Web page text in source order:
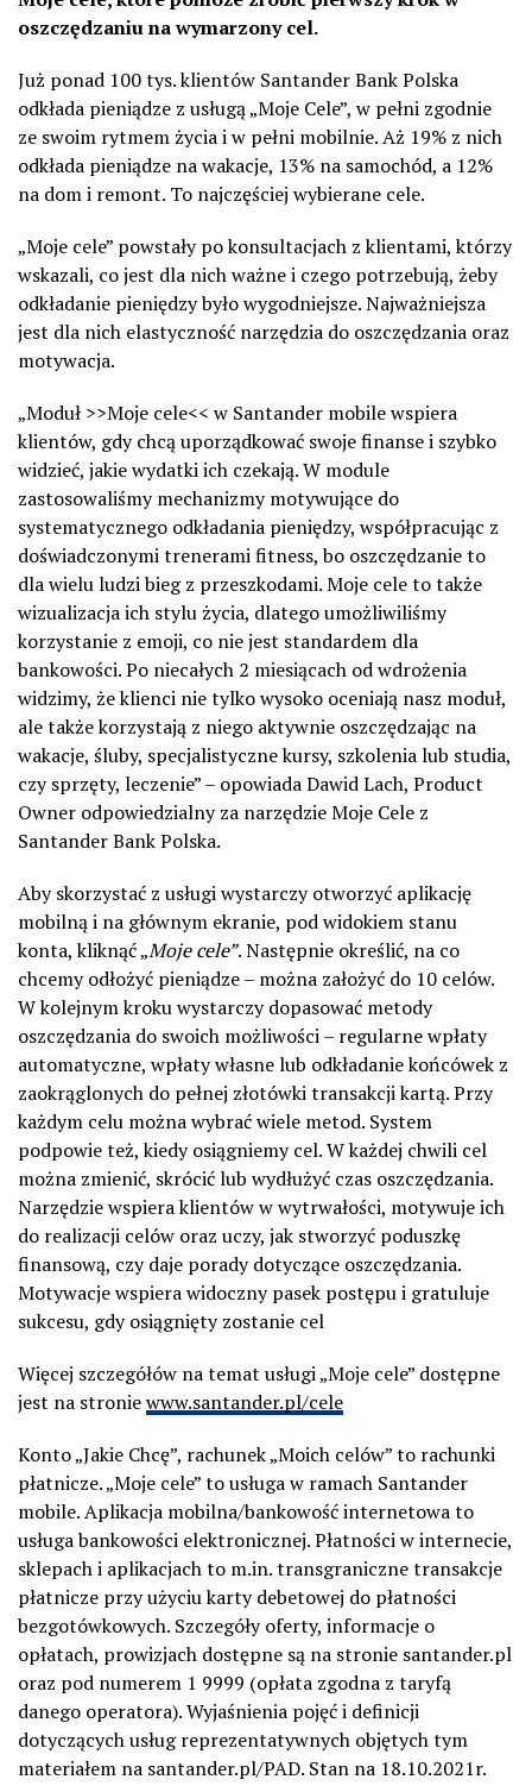
oszczędzaniu na wymarzony cel.
Już ponad 100 tys. klientów Santander Bank Polska
odkłada pieniądze z usługą „Moje Cele”, w pełni zgodnie
ze swoim rytmem życia i w pełni mobilnie. Aż 19% z nich
odkłada pieniądze na wakacje, 13% na samochód, a 12%
na dom i remont. To najczęściej wybierane cele.
„Moje cele” powstały po konsultacjach z klientami, którzy
wskazali, co jest dla nich ważne i czego potrzebują, żeby
odkładanie pieniędzy było wygodniejsze. Najważniejsza
jest dla nich elastyczność narzędzia do oszczędzania oraz
motywacja.
„Moduł >>Moje cele<< w Santander mobile wspiera
klientów, gdy chcą uporządkować swoje finanse i szybko
widzieć, jakie wydatki ich czekają. W module
zastosowaliśmy mechanizmy motywujące do
systematycznego odkładania pieniędzy, współpracując z
doświadczonymi trenerami fitness, bo oszczędzanie to
dla wielu ludzi bieg z przeszkodami. Moje cele to także
wizualizacja ich stylu życia, dlatego umożliwiliśmy
korzystanie z emoji, co nie jest standardem dla
bankowości. Po niecałych 2 miesiącach od wdrożenia
widzimy, że klienci nie tylko wysoko oceniają nasz moduł,
ale także korzystają z niego aktywnie oszczędzając na
wakacje, śluby, specjalistyczne kursy, szkolenia lub studia,
czy sprzęty, leczenie” – opowiada Dawid Lach, Product
Owner odpowiedzialny za narzędzie Moje Cele z
Santander Bank Polska.
Aby skorzystać z usługi wystarczy otworzyć aplikację
mobilną i na głównym ekranie, pod widokiem stanu
konta, kliknąć „Moje cele”. Następnie określić, na co
chcemy odłożyć pieniądze – można założyć do 10 celów.
W kolejnym kroku wystarczy dopasować metody
oszczędzania do swoich możliwości – regularne wpłaty
automatyczne, wpłaty własne lub odkładanie końcówek z
zaokrąglonych do pełnej złotówki transakcji kartą. Przy
każdym celu można wybrać wiele metod. System
podpowie też, kiedy osiągniemy cel. W każdej chwili cel
można zmienić, skrócić lub wydłużyć czas oszczędzania.
Narzędzie wspiera klientów w wytrwałości, motywuje ich
do realizacji celów oraz uczy, jak stworzyć poduszkę
finansową, czy daje porady dotyczące oszczędzania.
Motywacje wspiera widoczny pasek postępu i gratuluje
sukcesu, gdy osiągnięty zostanie cel
Więcej szczegółów na temat usługi „Moje cele” dostępne
jest na stroniewww.santander.pl/cele
Konto „Jakie Chcę”, rachunek „Moich celów” to rachunki
płatnicze. „Moje cele” to usługa w ramach Santander
mobile. Aplikacja mobilna/bankowość internetowa to
usługa bankowości elektronicznej. Płatności w internecie,
sklepach i aplikacjach to m.in. transgraniczne transakcje
płatnicze przy użyciu karty debetowej do płatności
bezgotówkowych. Szczegóły oferty, informacje o
opłatach, prowizjach dostępne są na stronie santander.pl
oraz pod numerem 1 9999 (opłata zgodna z taryfą
danego operatora). Wyjaśnienia pojęć i definicji
dotyczących usług reprezentatywnych objętych tym
materiałem na santander.pl/PAD. Stan na 18.10.2021r.